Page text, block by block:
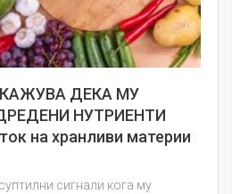
ДЕКА МУ
НУТРИЕНТИ
на хранливи материи
сигнали кога му